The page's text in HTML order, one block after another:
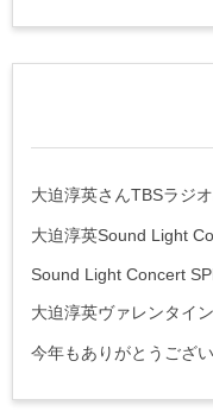
大迫淳英さんTBSラジ
大迫淳英Sound Light
Sound Light Concert
大迫淳英ヴァレンタイ
今年もありがとうござ